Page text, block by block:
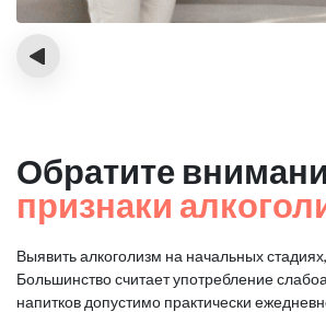
‹
Обратите
признаки
Выявить алкоголизм на начальных
Большинство считает употребление
напитков допустимо практически